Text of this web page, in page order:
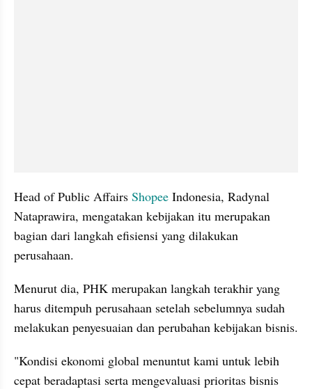
Head of Public Affairs Shopee Indonesia, Radynal
Nataprawira, mengatakan kebijakan itu merupakan
bagian dari langkah efisiensi yang dilakukan
perusahaan.
Menurut dia, PHK merupakan langkah terakhir yang
harus ditempuh perusahaan setelah sebelumnya sudah
melakukan penyesuaian dan perubahan kebijakan bisnis.
"Kondisi ekonomi global menuntut kami untuk lebih
cepat beradaptasi serta mengevaluasi prioritas bisnis